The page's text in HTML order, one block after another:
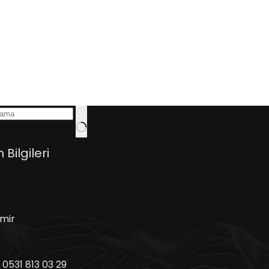
Bilgileri
0531 813 03 29